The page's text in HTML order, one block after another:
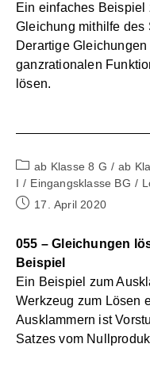
Ein einfaches Beispiel
Gleichung mithilfe des
Derartige
ganzrationalen
lösen.
Beitrags-
Kategorie:
ab Klasse 8 G / ab
I / Eingangsklasse BG /
Beitrag17. April 2020
055 – Gleichungen
Beispiel
Ein Beispiel zum
Werkzeug zum Lösen
Ausklammern ist
Satzes vom